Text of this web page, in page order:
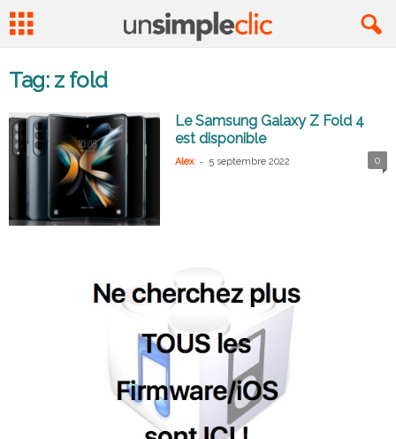
Tag: z fold
Le Samsung Galaxy Z Fold 4
est disponible
Alex - 5 septembre 2022 0